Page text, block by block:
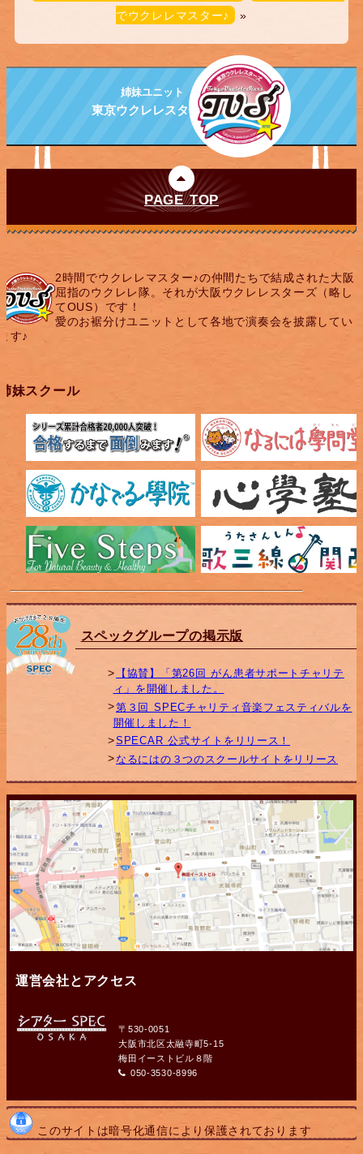
でウクレレマスター♪
»
姉妹ユニット
東京ウクレレスターズ
PAGE TOP
2時間でウクレレマスター♪の仲間たちで結成された大阪
屈指のウクレレ隊。それが大阪ウクレレスターズ（略し
てOUS）です！
愛のお裾分けユニットとして各地で演奏会を披露してい
す♪
妹スクール
スペックグループの掲示版
【協賛】「第26回 がん患者サポートチャリテ
ィ」を開催しました。
第３回 SPECチャリティ音楽フェスティバルを
開催しました！
SPECAR 公式サイトをリリース！
なるにはの３つのスクールサイトをリリース
運営会社とアクセス
〒530-0051
大阪市北区太融寺町5-15
梅田イーストビル８階
050-3530-8996
このサイトは暗号化通信により保護されております